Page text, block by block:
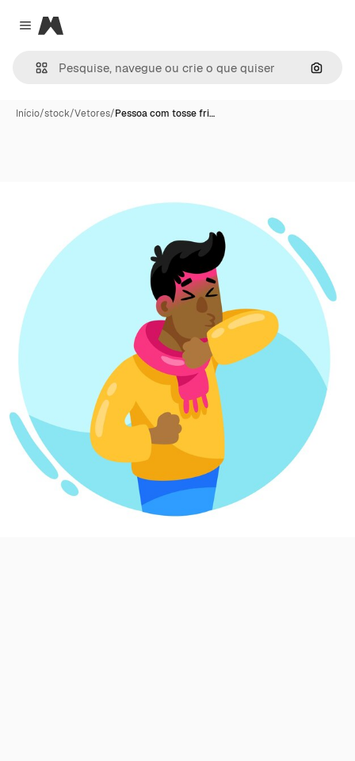
Close menu
Magnific
Início/stock/Vetores/Pessoa com tosse fri…